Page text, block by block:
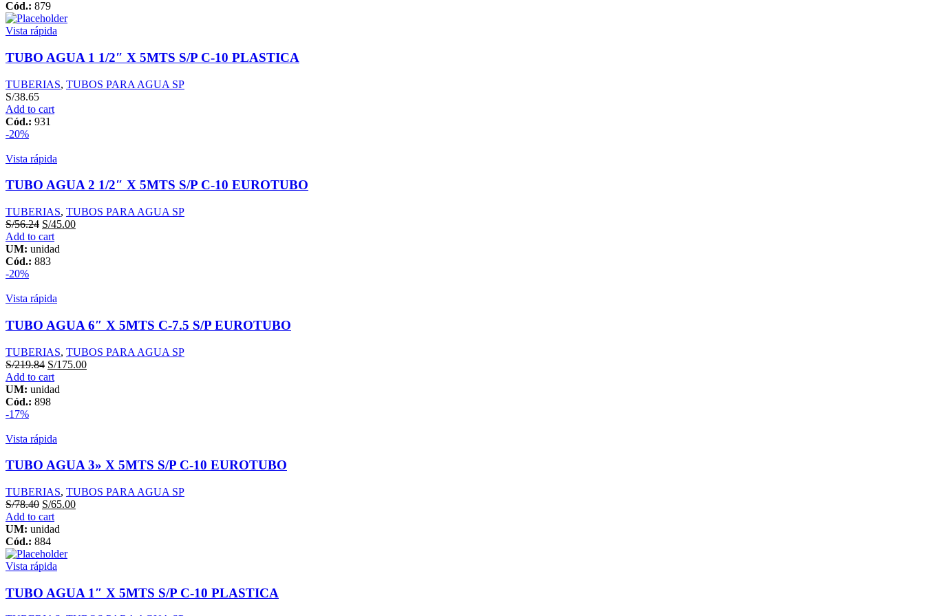
Cód.: 879
Vista rápida
TUBO AGUA 1 1/2″ X 5MTS S/P C-10 PLASTICA
TUBERIAS, TUBOS PARA AGUA SP
S/38.65
Add to cart
Cód.: 931
-20%
Vista rápida
TUBO AGUA 2 1/2″ X 5MTS S/P C-10 EUROTUBO
TUBERIAS, TUBOS PARA AGUA SP
S/56.24 S/45.00
Add to cart
UM: unidad
Cód.: 883
-20%
Vista rápida
TUBO AGUA 6″ X 5MTS C-7.5 S/P EUROTUBO
TUBERIAS, TUBOS PARA AGUA SP
S/219.84 S/175.00
Add to cart
UM: unidad
Cód.: 898
-17%
Vista rápida
TUBO AGUA 3» X 5MTS S/P C-10 EUROTUBO
TUBERIAS, TUBOS PARA AGUA SP
S/78.40 S/65.00
Add to cart
UM: unidad
Cód.: 884
Vista rápida
TUBO AGUA 1″ X 5MTS S/P C-10 PLASTICA